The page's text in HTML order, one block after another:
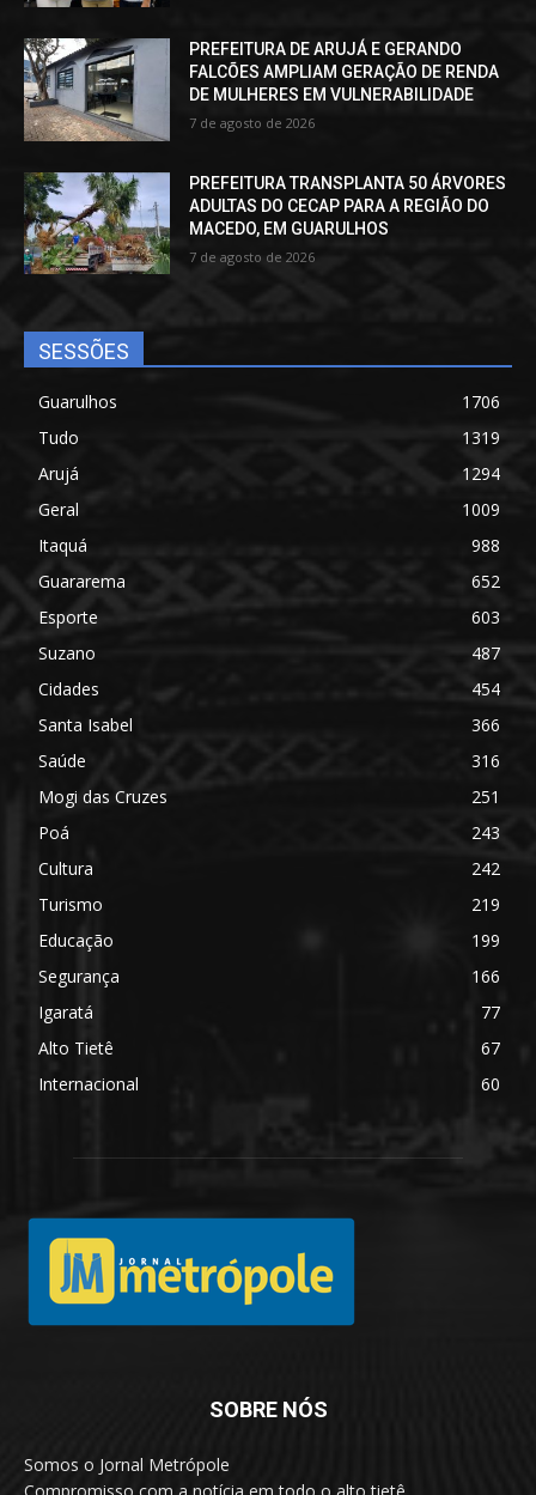
PREFEITURA DE ARUJÁ E GERANDO
FALCÕES AMPLIAM GERAÇÃO DE RENDA
DE MULHERES EM VULNERABILIDADE
7 de agosto de 2026
PREFEITURA TRANSPLANTA 50 ÁRVORES
ADULTAS DO CECAP PARA A REGIÃO DO
MACEDO, EM GUARULHOS
7 de agosto de 2026
SESSÕES
Guarulhos
1706
Tudo
1319
Arujá
1294
Geral
1009
Itaquá
988
Guararema
652
Esporte
603
Suzano
487
Cidades
454
Santa Isabel
366
Saúde
316
Mogi das Cruzes
251
Poá
243
Cultura
242
Turismo
219
Educação
199
Segurança
166
Igaratá
77
Alto Tietê
67
Internacional
60
SOBRE NÓS
Somos o Jornal Metrópole